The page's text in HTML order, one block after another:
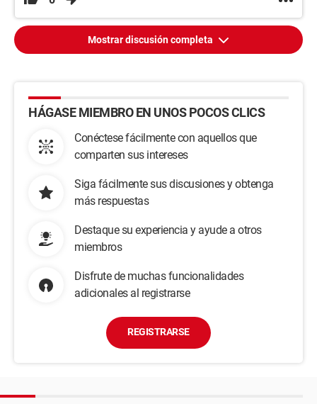
Mostrar discusión completa
HÁGASE MIEMBRO EN UNOS POCOS CLICS
Conéctese fácilmente con aquellos que
comparten sus intereses
Siga fácilmente sus discusiones y obtenga
más respuestas
Destaque su experiencia y ayude a otros
miembros
Disfrute de muchas funcionalidades
adicionales al registrarse
REGISTRARSE